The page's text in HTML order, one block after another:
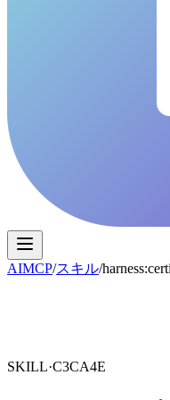
AIMCP/スキル/
SKILL·C3CA4E